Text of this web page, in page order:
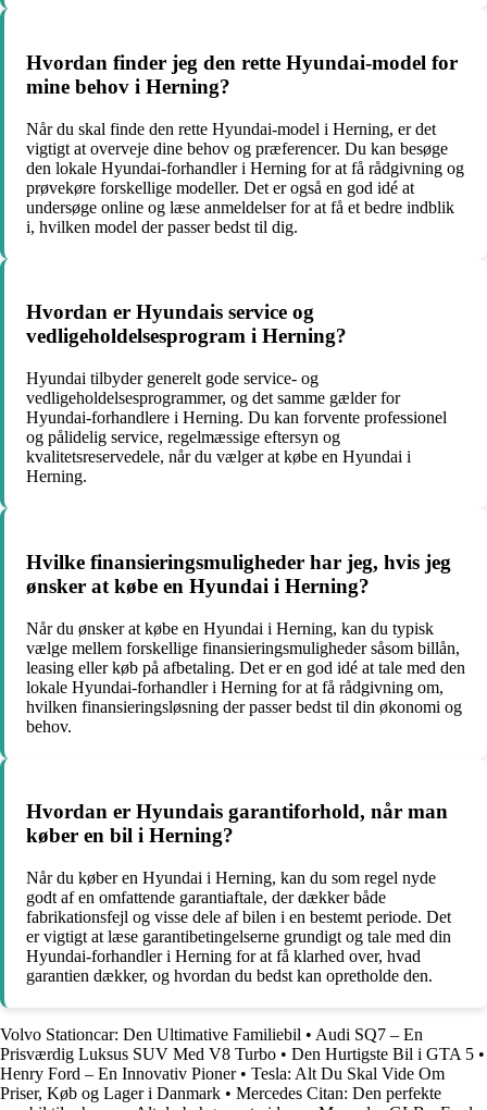
Hvordan finder jeg den rette Hyundai-model for
mine behov i Herning?
Når du skal finde den rette Hyundai-model i Herning, er det
vigtigt at overveje dine behov og præferencer. Du kan besøge
den lokale Hyundai-forhandler i Herning for at få rådgivning og
prøvekøre forskellige modeller. Det er også en god idé at
undersøge online og læse anmeldelser for at få et bedre indblik
i, hvilken model der passer bedst til dig.
Hvordan er Hyundais service og
vedligeholdelsesprogram i Herning?
Hyundai tilbyder generelt gode service- og
vedligeholdelsesprogrammer, og det samme gælder for
Hyundai-forhandlere i Herning. Du kan forvente professionel
og pålidelig service, regelmæssige eftersyn og
kvalitetsreservedele, når du vælger at købe en Hyundai i
Herning.
Hvilke finansieringsmuligheder har jeg, hvis jeg
ønsker at købe en Hyundai i Herning?
Når du ønsker at købe en Hyundai i Herning, kan du typisk
vælge mellem forskellige finansieringsmuligheder såsom billån,
leasing eller køb på afbetaling. Det er en god idé at tale med den
lokale Hyundai-forhandler i Herning for at få rådgivning om,
hvilken finansieringsløsning der passer bedst til din økonomi og
behov.
Hvordan er Hyundais garantiforhold, når man
køber en bil i Herning?
Når du køber en Hyundai i Herning, kan du som regel nyde
godt af en omfattende garantiaftale, der dækker både
fabrikationsfejl og visse dele af bilen i en bestemt periode. Det
er vigtigt at læse garantibetingelserne grundigt og tale med din
Hyundai-forhandler i Herning for at få klarhed over, hvad
garantien dækker, og hvordan du bedst kan opretholde den.
Volvo Stationcar: Den Ultimative Familiebil • Audi SQ7 – En
Prisværdig Luksus SUV Med V8 Turbo • Den Hurtigste Bil i GTA 5 •
Henry Ford – En Innovativ Pioner• Tesla: Alt Du Skal Vide Om
Priser, Køb og Lager i Danmark • Mercedes Citan: Den perfekte